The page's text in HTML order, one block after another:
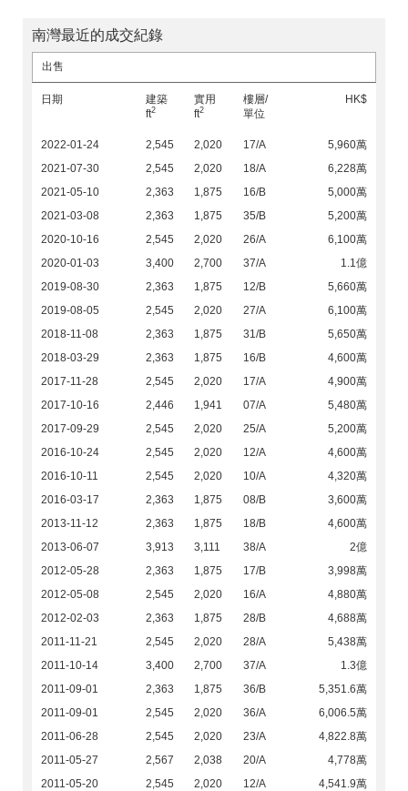
南灣最近的成交紀錄
出售
日期
建築
ft2
實用
ft2
樓層/
單位
HK$
2022-01-24 2,545 2,020 17/A
5,960萬
2021-07-30
2,545 2,020 18/A
6,228萬
2021-05-10
2,363 1,875 16/B
5,000萬
2021-03-08
2,363 1,875 35/B
5,200萬
2020-10-16
2,545 2,020 26/A
6,100萬
2020-01-03
3,400 2,700 37/A
1.1億
2019-08-30
2,363 1,875 12/B
5,660萬
2019-08-05
2,545 2,020 27/A
6,100萬
2018-11-08
2,363 1,875 31/B
5,650萬
2018-03-29
2,363 1,875 16/B
4,600萬
2017-11-28
2,545 2,020 17/A
4,900萬
2017-10-16
2,446 1,941 07/A
5,480萬
2017-09-29
2,545 2,020 25/A
5,200萬
2016-10-24
2,545 2,020 12/A
4,600萬
2016-10-11
2,545 2,020 10/A
4,320萬
2016-03-17
2,363 1,875 08/B
3,600萬
2013-11-12
2,363 1,875 18/B
4,600萬
2013-06-07
3,913 3,111 38/A
2億
2012-05-28
2,363 1,875 17/B
3,998萬
2012-05-08
2,545 2,020 16/A
4,880萬
2012-02-03
2,363 1,875 28/B
4,688萬
2011-11-21
2,545 2,020 28/A
5,438萬
2011-10-14
3,400 2,700 37/A
1.3億
2011-09-01
2,363 1,875 36/B
5,351.6萬
2011-09-01
2,545 2,020 36/A
6,006.5萬
2011-06-28
2,545 2,020 23/A
4,822.8萬
2011-05-27
2,567 2,038 20/A
4,778萬
2011-05-20
2,545 2,020 12/A
4,541.9萬